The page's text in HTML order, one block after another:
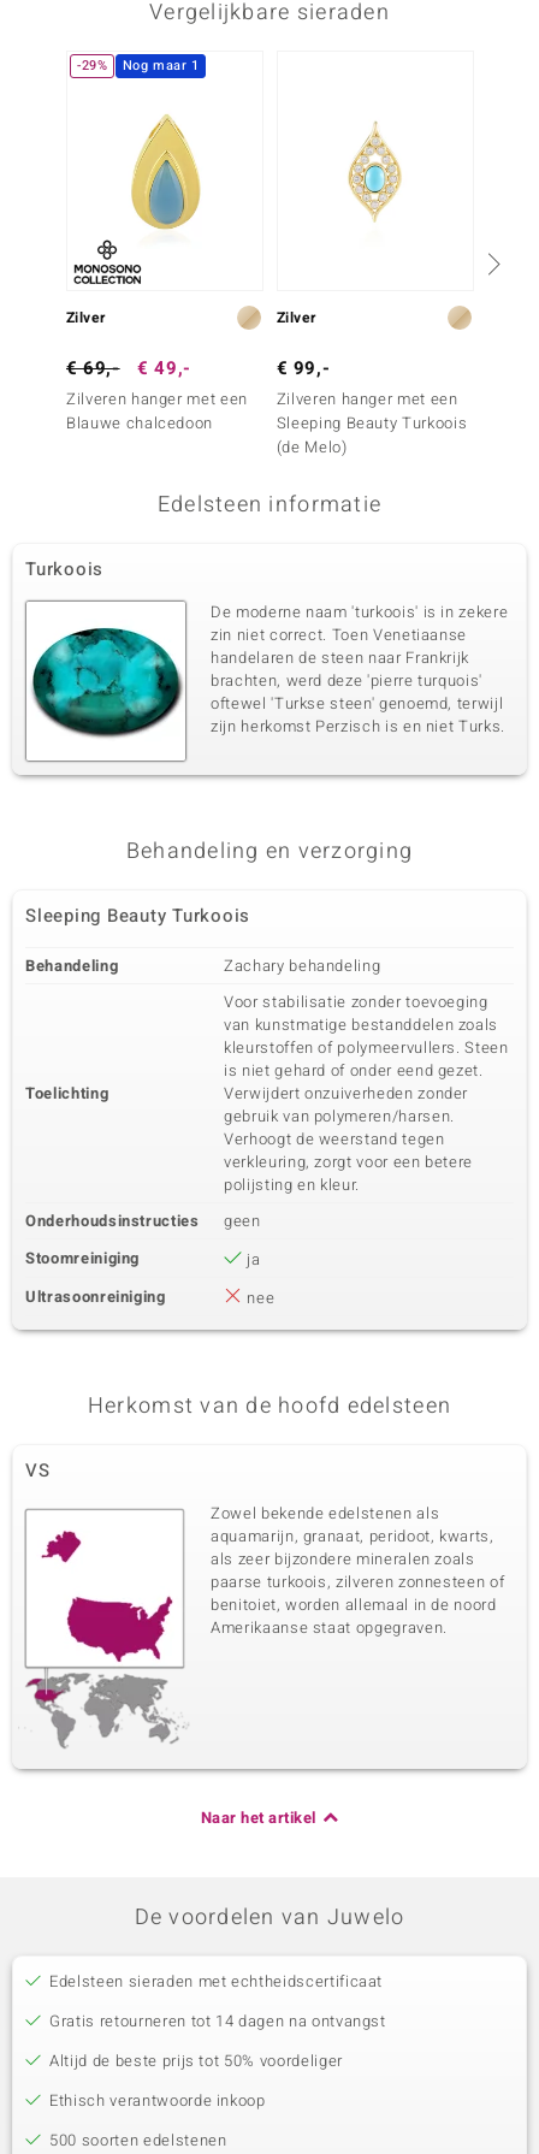
Vergelijkbare sieraden
-29% Nog maar 1
Zilver
€ 69,- € 49,-
Zilveren hanger met een
Blauwe chalcedoon
Zilver
€ 99,-
Zilveren hanger met een
Sleeping Beauty Turkoois
(de Melo)
Edelsteen informatie
Turkoois
De moderne naam 'turkoois' is in zekere
zin niet correct. Toen Venetiaanse
handelaren de steen naar Frankrijk
brachten, werd deze 'pierre turquois'
oftewel 'Turkse steen' genoemd, terwijl
zijn herkomst Perzisch is en niet Turks.
Behandeling en verzorging
Sleeping Beauty Turkoois
Behandeling Zachary behandeling
Toelichting
Voor stabilisatie zonder toevoeging
van kunstmatige bestanddelen zoals
kleurstoffen of polymeervullers. Steen
is niet gehard of onder eend gezet.
Verwijdert onzuiverheden zonder
gebruik van polymeren/harsen.
Verhoogt de weerstand tegen
verkleuring, zorgt voor een betere
polijsting en kleur.
Onderhoudsinstructies
geen
Stoomreiniging
ja
Ultrasoonreiniging
nee
Herkomst van de hoofd edelsteen
VS
Zowel bekende edelstenen als
aquamarijn, granaat, peridoot, kwarts,
als zeer bijzondere mineralen zoals
paarse turkoois, zilveren zonnesteen of
benitoiet, worden allemaal in de noord
Amerikaanse staat opgegraven.
Naar het artikel
De voordelen van Juwelo
Edelsteen sieraden met echtheidscertificaat
Gratis retourneren tot 14 dagen na ontvangst
Altijd de beste prijs tot 50% voordeliger
Ethisch verantwoorde inkoop
500 soorten edelstenen